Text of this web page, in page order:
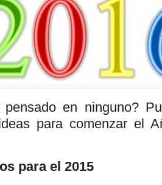
pensado en ninguno?
para comenzar el
para el 2015